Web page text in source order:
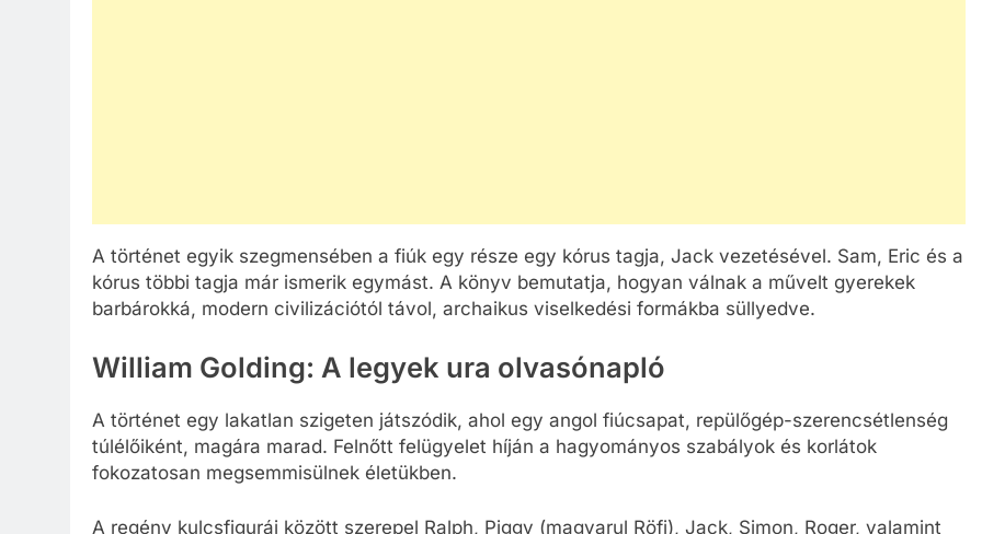
A történet egyik szegmensében a fiúk egy része egy kórus tagja, Jack vezetésével. Sam, Eric és a
kórus többi tagja már ismerik egymást. A könyv bemutatja, hogyan válnak a művelt gyerekek
barbárokká, modern civilizációtól távol, archaikus viselkedési formákba süllyedve.
William Golding: A legyek ura olvasónapló
A történet egy lakatlan szigeten játszódik, ahol egy angol fiúcsapat, repülőgép-szerencsétlenség
túlélőiként, magára marad. Felnőtt felügyelet híján a hagyományos szabályok és korlátok
fokozatosan megsemmisülnek életükben.
A regény kulcsfigurái között szerepel Ralph, Piggy (magyarul Röfi), Jack, Simon, Roger, valamint